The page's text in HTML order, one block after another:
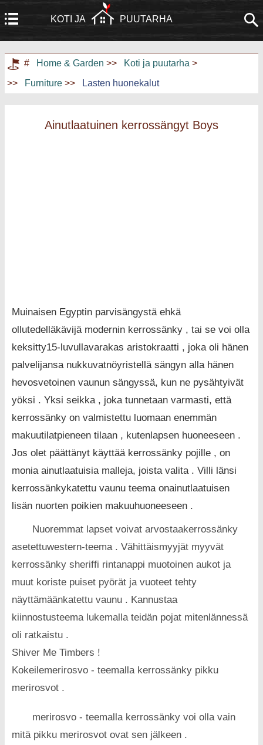
KOTI JA PUUTARHA
Koti Rakennus ja remontointi
Huonekalut Puutarha ja nurmikko
# Home & Garden >> Koti ja puutarha >
>>
Furniture >> Lasten huonekalut
Ainutlaatuinen kerrossängyt Boys
Muinaisen Egyptin parvisängystä ehkä
ollutedelläkävijä modernin kerrossänky , tai se voi olla
keksitty15-luvullavarakas aristokraatti , joka oli hänen
palvelijansa nukkuvatnöyristellä sängyn alla hänen
hevosvetoinen vaunun sängyssä, kun ne pysähtyivät
yöksi . Yksi seikka , joka tunnetaan varmasti, että
kerrossänky on valmistettu luomaan enemmän
makuutilatpieneen tilaan , kutenlapsen huoneeseen .
Jos olet päättänyt käyttää kerrossänky pojille , on
monia ainutlaatuisia malleja, joista valita . Villi länsi
kerrossänkykatettu vaunu teema onainutlaatuisen
lisän nuorten poikien makuuhuoneeseen .
Nuoremmat lapset voivat arvostaakerrossänky
asetettuwestern-teema . Vähittäismyyjät myyvät
kerrossänky sheriffi rintanappi muotoinen aukot ja
muut koriste puiset pyörät ja vuoteet tehty
näyttämäänkatettu vaunu . Kannustaa
kiinnostusteema lukemalla teidän pojat mitenlännessä
oli ratkaistu .
Shiver Me Timbers !
Kokeilemerirosvo - teemalla kerrossänky pikku
merirosvot .
merirosvo - teemalla kerrossänky voi olla vain
mitä pikku merirosvot ovat sen jälkeen .